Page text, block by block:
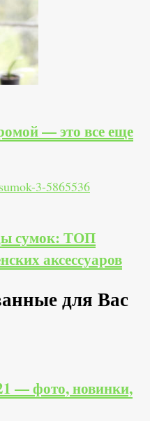
— это все еще
сумок: ТОП
аксессуаров
для Вас
— фото, новинки,